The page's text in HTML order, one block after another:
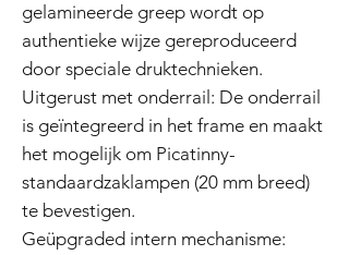
gelamineerde greep wordt op
authentieke wijze gereproduceerd
door speciale druktechnieken.
Uitgerust met onderrail: De onderrail
is geïntegreerd in het frame en maakt
het mogelijk om Picatinny-
standaardzaklampen (20 mm breed)
te bevestigen.
Geüpgraded intern mechanisme: